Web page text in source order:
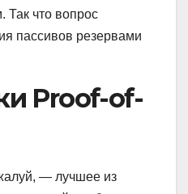
Так что вопрос
пассивов резервами
Proof-of-
— лучшее из